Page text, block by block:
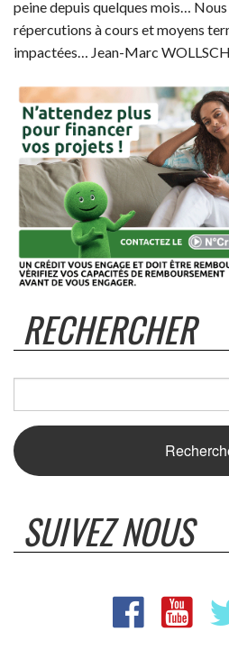
peine depuis quelques mois…
répercutions à cours et moyens
impactées… Jean-Marc
RECHERCHER
SUIVEZ NOUS